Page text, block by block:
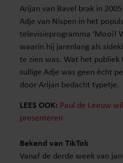
Arijan van Bavel brak in
Adje van Nispen in het
televisieprogramma ‘Mooi!
waarin hij jarenlang als
te zien was. Wat het
sullige Adje was geen écht
door Arijan bedacht typetje.
LEES OOK: Paul de Leeuw
presenteren
Bekend van TikTok
Vanaf de derde week van